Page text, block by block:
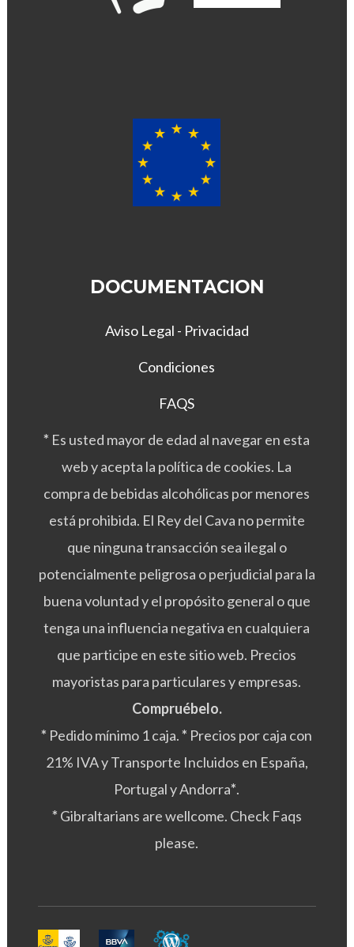
DOCUMENTACION
Aviso Legal - Privacidad
Condiciones
FAQS
* Es usted mayor de edad al navegar en esta
web y acepta la política de cookies. La
compra de bebidas alcohólicas por menores
está prohibida. El Rey del Cava no permite
que ninguna transacción sea ilegal o
potencialmente peligrosa o perjudicial para la
buena voluntad y el propósito general o que
tenga una influencia negativa en cualquiera
que participe en este sitio web. Precios
mayoristas para particulares y empresas.
Compruébelo.
* Pedido mínimo 1 caja.* Precios por caja con
21% IVA y Transporte Incluidos en España,
Portugal y Andorra*.
* Gibraltarians are wellcome. Check Faqs
please.